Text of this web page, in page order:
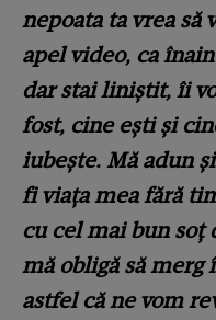
nepoata ta vrea să
apel video, ca
dar stai liniştit, îi
fost, cine eşti şi
iubeşte. Mă adun
fi viaţa mea fără
cu cel mai bun soţ
mă obligă să merg
astfel că ne vom